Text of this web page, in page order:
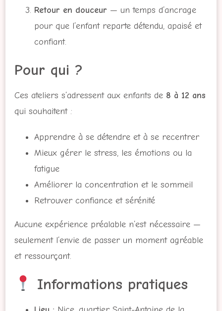
Retour en douceur — un temps d’ancrage
pour que l’enfant reparte détendu, apaisé et
confiant.
Pour qui ?
Ces ateliers s’adressent aux enfants de 8 à 12 ans
qui souhaitent :
Apprendre à se détendre et à se recentrer
Mieux gérer le stress, les émotions ou la
fatigue
Améliorer la concentration et le sommeil
Retrouver confiance et sérénité
Aucune expérience préalable n’est nécessaire —
seulement l’envie de passer un moment agréable
et ressourçant.
Informations pratiques